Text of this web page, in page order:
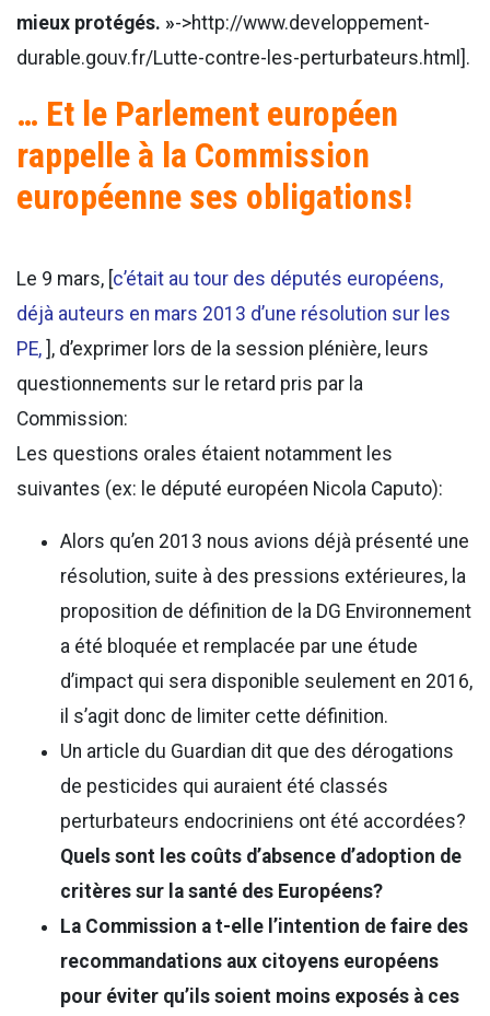
mieux protégés. »->http://www.developpement-
durable.gouv.fr/Lutte-contre-les-perturbateurs.html].
… Et le Parlement européen
rappelle à la Commission
européenne ses obligations!
Le 9 mars, [c’était au tour des députés européens,
déjà auteurs en mars 2013 d’une résolution sur les
PE, ], d’exprimer lors de la session plénière, leurs
questionnements sur le retard pris par la
Commission:
Les questions orales étaient notamment les
suivantes (ex: le député européen Nicola Caputo):
Alors qu’en 2013 nous avions déjà présenté une
résolution, suite à des pressions extérieures, la
proposition de définition de la DG Environnement
a été bloquée et remplacée par une étude
d’impact qui sera disponible seulement en 2016,
il s’agit donc de limiter cette définition.
Un article du Guardian dit que des dérogations
de pesticides qui auraient été classés
perturbateurs endocriniens ont été accordées?
Quels sont les coûts d’absence d’adoption de
critères sur la santé des Européens?
La Commission a t-elle l’intention de faire des
recommandations aux citoyens européens
pour éviter qu’ils soient moins exposés à ces